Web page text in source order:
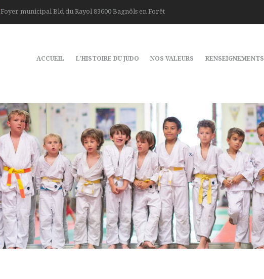
Foyer municipal Bld du Rayol 83600 Bagnôls en Forêt
ACCUEIL L’HISTOIRE DU JUDO NOS VALEURS RENSEIGNEMENTS